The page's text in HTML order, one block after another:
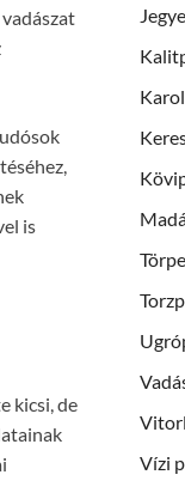
is
kicsi, de
Vízi